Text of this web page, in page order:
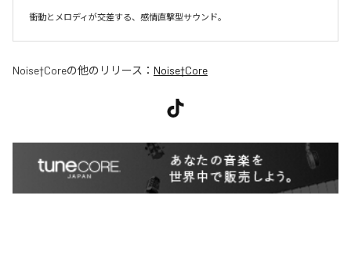
衝動とメロディが交差する、感情直撃型サウンド。
Noise†Coreの他のリリース： Noise†Core